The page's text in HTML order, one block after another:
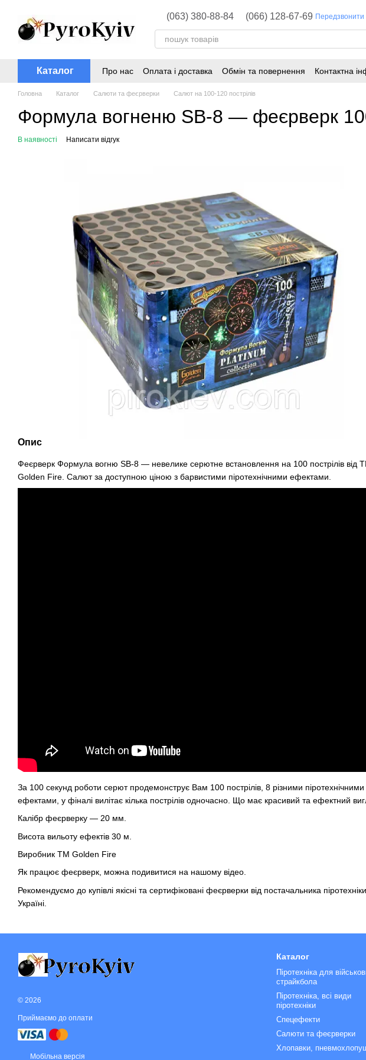
(063) 380-88-84 (066) 128-67-69
Каталог Про нас Оплата і доставка Обмін та повернення Контактна
Головна Каталог Салюти та феєрверки Салют на 100-120 пострілів
Формула вогненю SB-8 — феєрверк
В наявності Написати відгук
Опис
Феєрверк Формула вогню SB-8 — невелике серютне встановлення на 100 пострілів від
Golden Fire. Салют за доступною ціною з барвистими піротехнічними ефектами.
За 100 секунд роботи серют продемонструє Вам 100 пострілів, 8 різними піротехнічними
ефектами, у фіналі вилітає кілька пострілів одночасно. Що має красивий та ефектний
Калібр феєрверку — 20 мм.
Висота вильоту ефектів 30 м.
Виробник ТМ Golden Fire
Як працює феєрверк, можна подивитися на нашому відео.
Рекомендуємо до купівлі якісні та сертифіковані феєрверки від постачальника
Україні.
© 2026
Приймаємо до оплати
Мобільна версія
Каталог
Піротехніка для
страйкбола
Піротехніка, всі види
піротехніки
Спецефекти
Салюти та феєрверки
Хлопавки,